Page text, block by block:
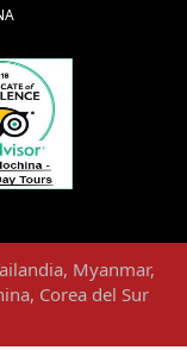
, Myanmar,
, Corea del Sur